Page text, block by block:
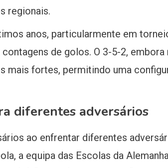
regionais.
anos, particularmente em
de golos. O 3-5-2,
mais fortes, permitindo uma
diferentes adversários
ao enfrentar diferentes
a equipa das Escolas da